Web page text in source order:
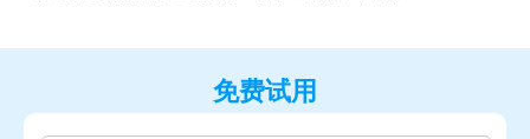
免费试用